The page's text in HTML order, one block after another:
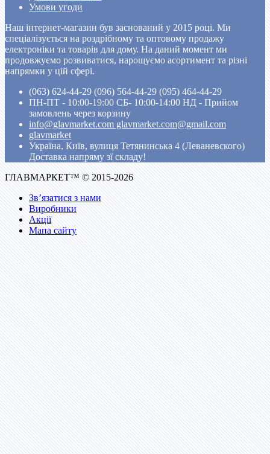
Умови угоди
Наш інтернет-магазин був заснований у 2015 році. Ми
спеціалізується на роздрібному та оптовому продажу
електроніки та товарів для дому. На даний момент ми
продовжуємо розвиватися, нарощуємо асортимент та різні
напрямки у цій сфері.
(063) 624-44-29 (096) 564-44-29 (095) 464-44-29
ПН-ПТ - 10:00-19:00 CБ- 10:00-14:00 НД - Прийом
замовлень через корзину
info@glavmarket.com glavmarket.com@gmail.com
glavmarket
Україна, Київ, вулиця Тетянинська 4 (Леваневского)
Доставка напряму зї складу!
ГЛАВМАРКЕТ™ © 2015-2026
Зв’язатися з нами
Виробники
Акції
Мапа сайту